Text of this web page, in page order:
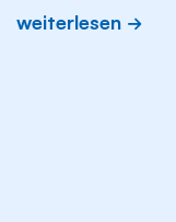
weiterlesen